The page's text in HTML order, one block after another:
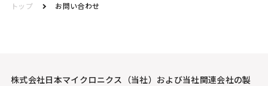
トップ お問い合わせ
株式会社日本マイクロニクス（当社）および当社関連会社の製